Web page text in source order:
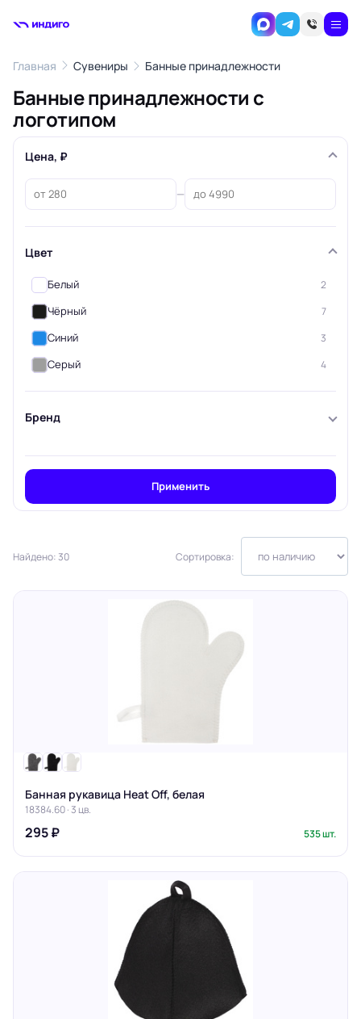
Главная Сувениры Банные принадлежности
Банные принадлежности с
логотипом
Цена, ₽
—
Цвет
Белый 2
Чёрный 7
Синий 3
Серый 4
Бренд
Применить
Найдено: 30 Сортировка:
Банная рукавица Heat Off, белая
18384.60 · 3 цв.
295 ₽ 535 шт.